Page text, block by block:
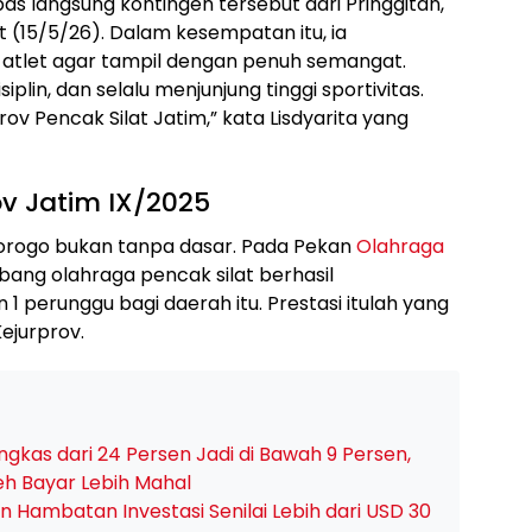
(15/5/26). Dalam kesempatan itu, ia
agar tampil dengan penuh semangat.
dan selalu menjunjung tinggi sportivitas.
Pencak Silat Jatim,” kata Lisdyarita yang
Jatim IX/2025
bukan tanpa dasar. Pada PekanOlahraga
olahraga pencak silat berhasil
perunggu bagi daerah itu. Prestasi itulah yang
dari 24 Persen Jadi di Bawah 9 Persen,
Bayar Lebih Mahal
Investasi Senilai Lebih dari USD 30